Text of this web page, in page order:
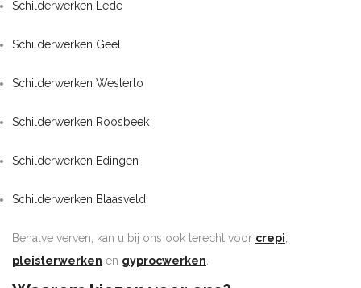
Schilderwerken Lede
Schilderwerken Geel
Schilderwerken Westerlo
Schilderwerken Roosbeek
Schilderwerken Edingen
Schilderwerken Blaasveld
Behalve verven, kan u bij ons ook terecht voor crepi,
pleisterwerken en gyprocwerken.